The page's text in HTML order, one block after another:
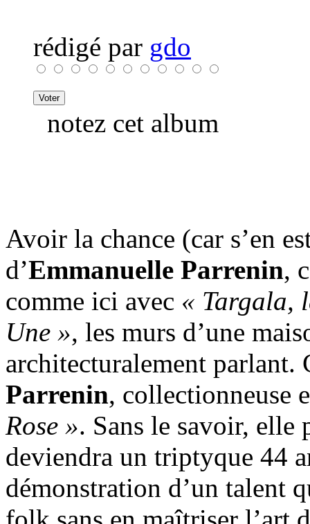
rédigé par gdo
notez cet album
Avoir la chance (car s’en
d’Emmanuelle Parrenin,
comme ici avec « Targala,
Une », les murs d’une
architecturalement parlant.
Parrenin, collectionneuse
Rose ». Sans le savoir, elle
deviendra un triptyque 44
démonstration d’un talent